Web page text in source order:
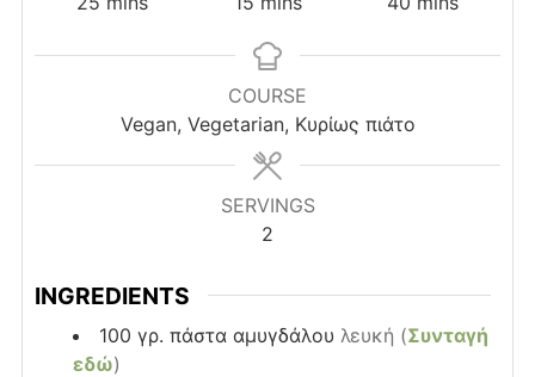
COURSE
Vegan, Vegetarian, Κυρίως πιάτο
SERVINGS
2
INGREDIENTS
100 γρ. πάστα αμυγδάλου λευκή (Συνταγή
εδώ)